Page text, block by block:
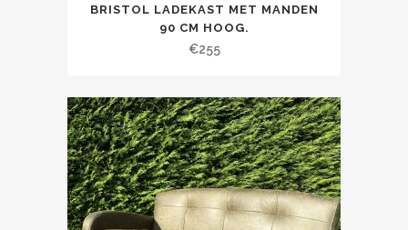
BRISTOL LADEKAST MET MANDEN
90 CM HOOG.
€255